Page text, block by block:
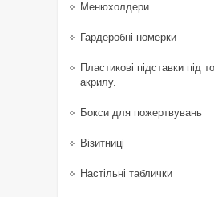
Менюхолдери
Гардеробні номерки
Пластикові підставки під
акрилу.
Бокси для пожертвувань
Візитниці
Настільні таблички